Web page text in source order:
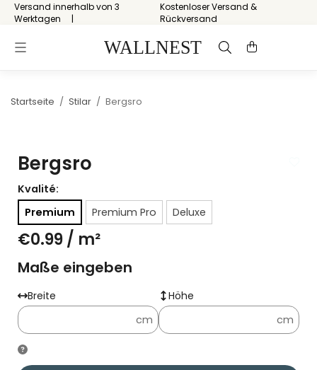
Versand innerhalb von 3
Werktagen
Kostenloser Versand &
Rückversand
Startseite / Stilar / Bergsro
Bergsro
Kvalité:
Premium
Premium Pro Deluxe
€0.99/ m²
Maße eingeben
Breite
cm
Höhe
cm